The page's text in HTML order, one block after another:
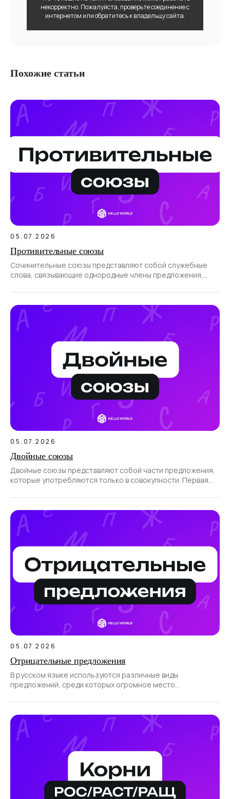
некорректно. Пожалуйста, проверьте соединение с
интернетом или обратитесь к владельцу сайта.
Похожие статьи
05.07.2026
Противительные союзы
Сочинительные союзы представляют собой служебные
слова, связывающие однородные члены предложения,
05.07.2026
Двойные союзы
Двойные союзы представляют собой части предложения,
которые употребляются только в совокупности. Первая
05.07.2026
Отрицательные предложения
В русском языке используются различные виды
предложений, среди которых огромное место